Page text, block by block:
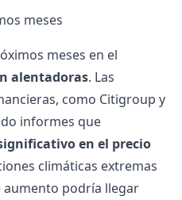
meses
meses en el
alentadoras. Las
como Citigroup y
informes que
en el precio
climáticas extremas
aumento podría llegar